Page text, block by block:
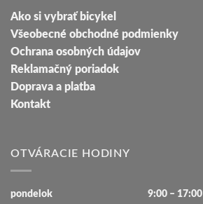
Ako si vybrať bicykel
Všeobecné obchodné podmienky
Ochrana osobných údajov
Reklamačný poriadok
Doprava a platba
Kontakt
OTVÁRACIE HODINY
pondelok 9:00 – 17:00